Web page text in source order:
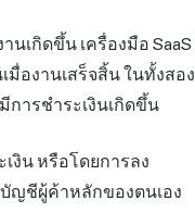
เกิดขึ้น เครื่องมือ SaaS
มื่องานเสร็จสิ้น ในทั้งสอง
ารชำระเงินเกิดขึ้น
งิน หรือโดยการลง
ญชีผู้ค้าหลักของตนเอง